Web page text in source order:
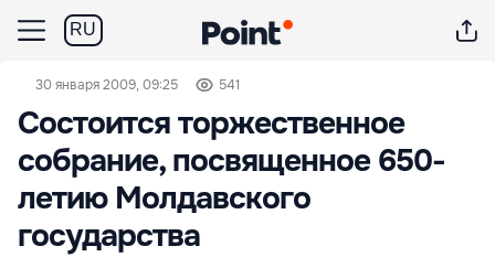
RU
30 января 2009, 09:25 541
Состоится торжественное
собрание, посвященное 650-
летию Молдавского
государства